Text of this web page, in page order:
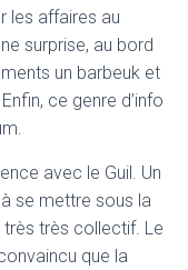
les affaires au
surprise, au bord
un barbeuk et
ce genre d’info
avec le Guil. Un
se mettre sous la
très très collectif. Le
que la